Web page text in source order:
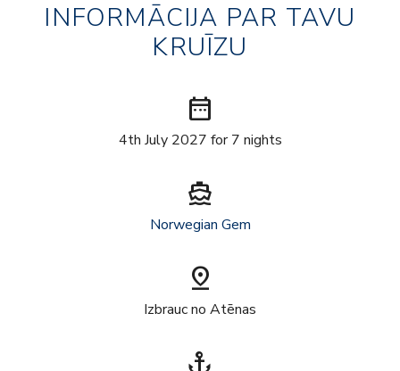
INFORMĀCIJA PAR TAVU
KRUĪZU
date_range
4th July 2027 for 7 nights
directions_boat
Norwegian Gem
pin_drop
Izbrauc no Atēnas
anchor